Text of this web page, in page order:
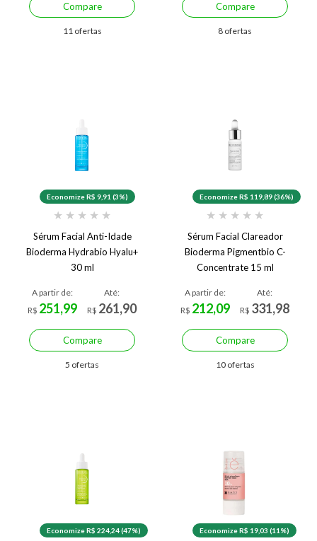
Compare
11 ofertas
Compare
8 ofertas
Economize R$ 9,91 (3%)
★ ★ ★ ★ ★
Sérum Facial Anti-Idade
Bioderma Hydrabio Hyalu+
30 ml
A partir de:
R$ 251,99
Até:
R$ 261,90
Compare
5 ofertas
Economize R$ 119,89 (36%)
★ ★ ★ ★ ★
Sérum Facial Clareador
Bioderma Pigmentbio C-
Concentrate 15 ml
A partir de:
R$ 212,09
Até:
R$ 331,98
Compare
10 ofertas
Economize R$ 224,24 (47%) Economize R$ 19,03 (11%)